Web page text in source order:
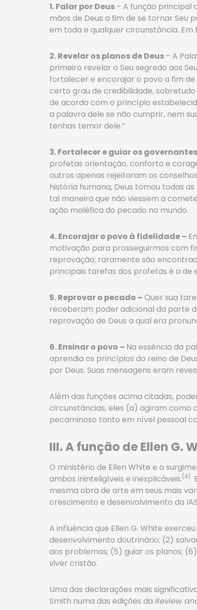
1. Falar por Deus– A função principal
mãos de Deus a fim de se tornar Seu
em toda e qualquer circunstância.
2. Revelar os planos de Deus– A
primeiro revelar o Seu segredo aos
fortalecer e encorajar o povo a fim
certo grau de credibilidade,
de acordo com o princípio
a palavra dele se não cumprir, nem
tenhas temor dele.”
3. Fortalecer e guiar os
profetas orientação, conforto e
outros apenas rejeitaram os
história humana, Deus tomou todas
tal maneira que não viessem a
ação maléfica do pecado no mundo.
4. Encorajar o povo à fidelidade –
motivação para prosseguirmos com
reprovação; raramente são
principais tarefas dos profetas é a de
5. Reprovar o pecado –Quer sua
receberam poder adicional da parte
reprovação de Deus a qual era
6. Ensinar o povo – Na essência da
aprendia os princípios do reino de
por Deus. Suas mensagens eram
Além das funções acima citadas,
circunstâncias, eles (a) agiram como
pecaminoso tanto em nível pessoal
III. A função de Ellen G.
O ministério de Ellen White e o
ambos ininteligíveis e inexplicáveis.(4)
mesma obra de arte em seus mais
crescimento e desenvolvimento da
A influência que Ellen G. White
desenvolvimento doutrinário; (2)
aos problemas; (5) guiar os planos;
viver cristão.
Uma das declarações mais
Smith numa das edições da Review